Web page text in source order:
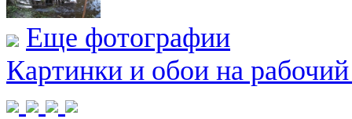
Еще фотографии
Картинки и обои на